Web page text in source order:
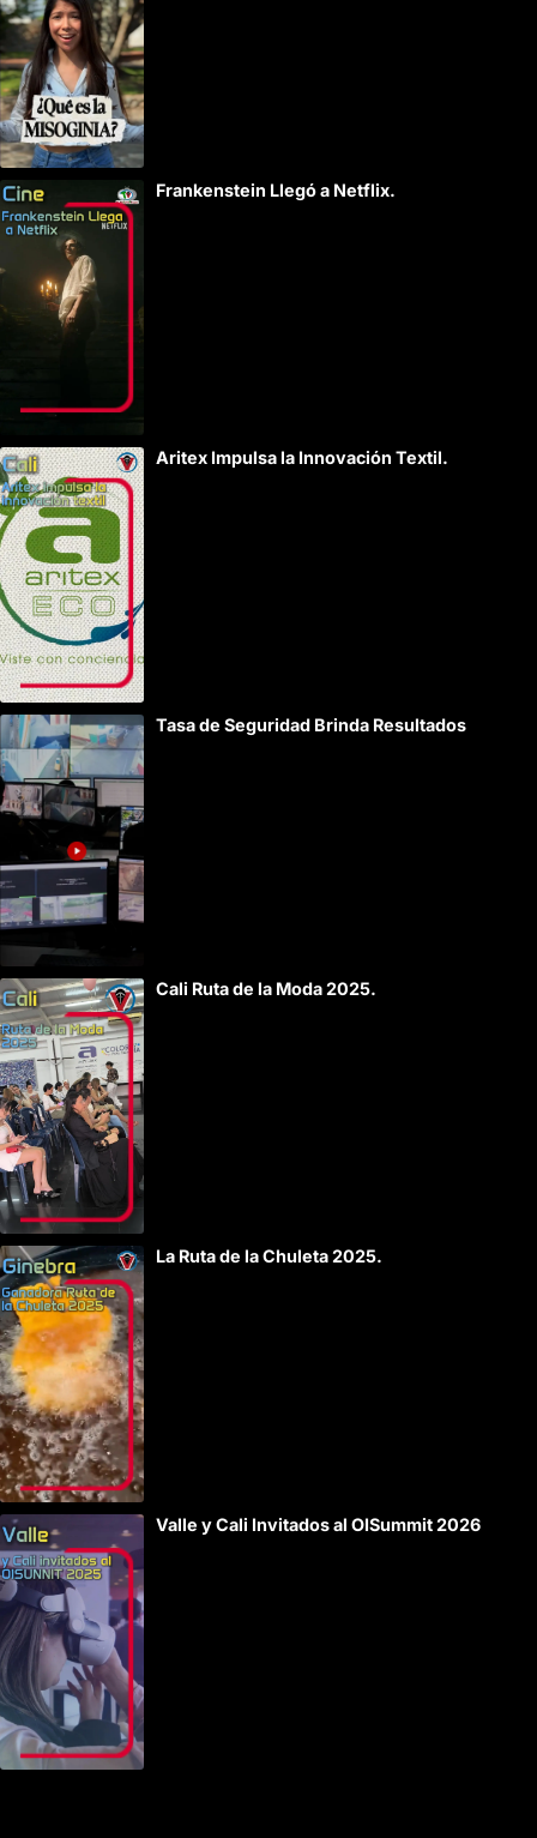
Frankenstein Llegó a Netflix.
Aritex Impulsa la Innovación Textil.
Tasa de Seguridad Brinda Resultados
Cali Ruta de la Moda 2025.
La Ruta de la Chuleta 2025.
Valle y Cali Invitados al OISummit 2026